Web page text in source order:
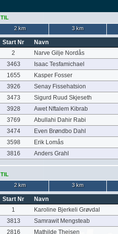
TIL
2 km 3 km
Start Nr Navn
2 Narve Gilje Nordås
3463 Isaac Tesfamichael
1655 Kasper Fosser
3926 Senay Fissehatsion
3473 Sigurd Ruud Skjeseth
3928 Awet Nftalem Kibrab
3769 Abullahi Dahir Rabi
3474 Even Brøndbo Dahl
3598 Erik Lomås
3816 Anders Grahl
TIL
2 km 3 km
Start Nr Navn
1 Karoline Bjerkeli Grøvdal
3813 Samrawit Mengsteab
2816 Mathilde Theisen